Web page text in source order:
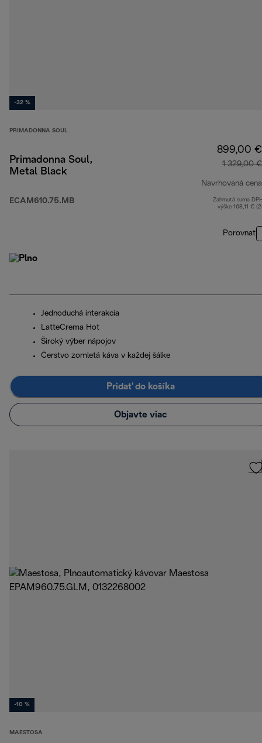
-32 %
PRIMADONNA SOUL
Primadonna Soul,
Metal Black
ECAM610.75.MB
899,00 €
1 329,00 €
Navrhovaná cena
Zahrnutá suma
výške 168,11 €
Porovnať
Jednoduchá interakcia
LatteCrema Hot
Široký výber nápojov
Čerstvo zomletá káva v každej šálke
Pridať do košíka
Objavte viac
-10 %
MAESTOSA